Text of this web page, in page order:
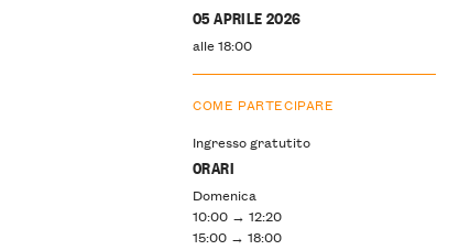
05 APRILE 2026
alle 18:00
COME PARTECIPARE
Ingresso gratutito
ORARI
Domenica
10:00 → 12:20
15:00 → 18:00